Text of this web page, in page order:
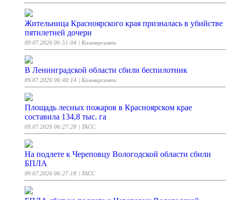
Жительница Красноярского края призналась в убийстве
пятилетней дочери
09.07.2026 06:51:04 | Коммерсантъ
В Ленинградской области сбили беспилотник
09.07.2026 06:40:14 | Коммерсантъ
Площадь лесных пожаров в Красноярском крае
составила 134,8 тыс. га
09.07.2026 06:27:28 | ТАСС
На подлете к Череповцу Вологодской области сбили
БПЛА
09.07.2026 06:27:18 | ТАСС